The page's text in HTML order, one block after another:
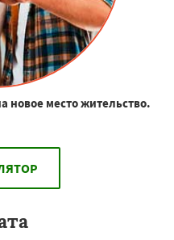
место жительство.